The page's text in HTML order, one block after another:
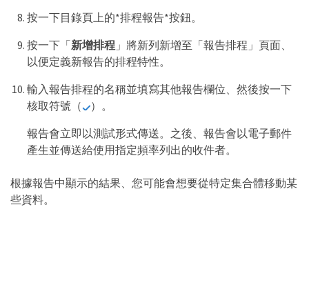
按一下目錄頁上的*排程報告*按鈕。
按一下「新增排程」將新列新增至「報告排程」頁面、
以便定義新報告的排程特性。
輸入報告排程的名稱並填寫其他報告欄位、然後按一下
核取符號（
）。
報告會立即以測試形式傳送。之後、報告會以電子郵件
產生並傳送給使用指定頻率列出的收件者。
根據報告中顯示的結果、您可能會想要從特定集合體移動某
些資料。